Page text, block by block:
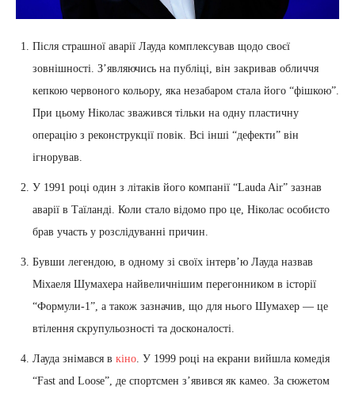
Після страшної аварії Лауда комплексував щодо своєї
зовнішності. З’являючись на публіці, він закривав обличчя
кепкою червоного кольору, яка незабаром стала його “фішкою”.
При цьому Ніколас зважився тільки на одну пластичну
операцію з реконструкції повік. Всі інші “дефекти” він
ігнорував.
У 1991 році один з літаків його компанії “Lauda Air” зазнав
аварії в Таїланді. Коли стало відомо про це, Ніколас особисто
брав участь у розслідуванні причин.
Бувши легендою, в одному зі своїх інтерв’ю Лауда назвав
Міхаеля Шумахера найвеличнішим перегонником в історії
“Формули-1”, а також зазначив, що для нього Шумахер — це
втілення скрупульозності та досконалості.
Лауда знімався в кіно . У 1999 році на екрани вийшла комедія
“Fast and Loose”, де спортсмен з’явився як камео. За сюжетом